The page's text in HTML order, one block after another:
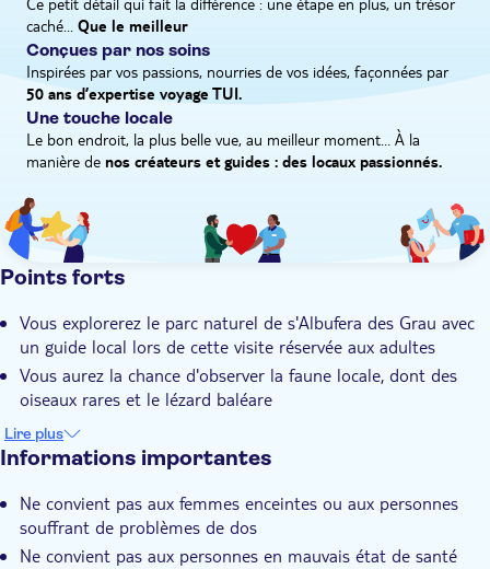
Pick-up à l'hôtel
caché... Que le meilleur
Conçues par nos soins
Inspirées par vos passions, nourries de vos idées, façonnées par
50 ans d’expertise voyage TUI.
Une touche locale
Le bon endroit, la plus belle vue, au meilleur moment… À la
manière de nos créateurs et guides : des locaux passionnés.
Points forts
Vous explorerez le parc naturel de s'Albufera des Grau avec
un guide local lors de cette visite réservée aux adultes
Vous aurez la chance d'observer la faune locale, dont des
oiseaux rares et le lézard baléare
Vous marcherez au cœur de zones humides offrant des vues
paisibles sur les paysages de Minorque
Mahón directement chez les producteurs
Votre guide local expert partagera toutes ses connaissances
sur le parc naturel de s'Albufera des Grau
Lire plus
Informations importantes
Ne convient pas aux femmes enceintes ou aux personnes
souffrant de problèmes de dos
Ne convient pas aux personnes en mauvais état de santé